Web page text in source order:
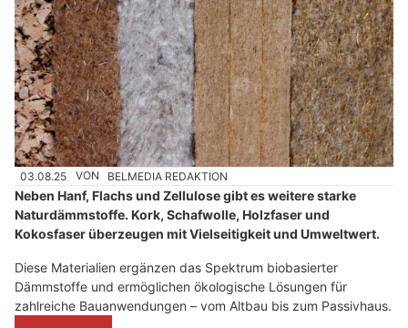
03.08.25 VON BELMEDIA REDAKTION
Neben Hanf, Flachs und Zellulose gibt es weitere starke
Naturdämmstoffe. Kork, Schafwolle, Holzfaser und
Kokosfaser überzeugen mit Vielseitigkeit und Umweltwert.
Diese Materialien ergänzen das Spektrum biobasierter
Dämmstoffe und ermöglichen ökologische Lösungen für
zahlreiche Bauanwendungen – vom Altbau bis zum Passivhaus.